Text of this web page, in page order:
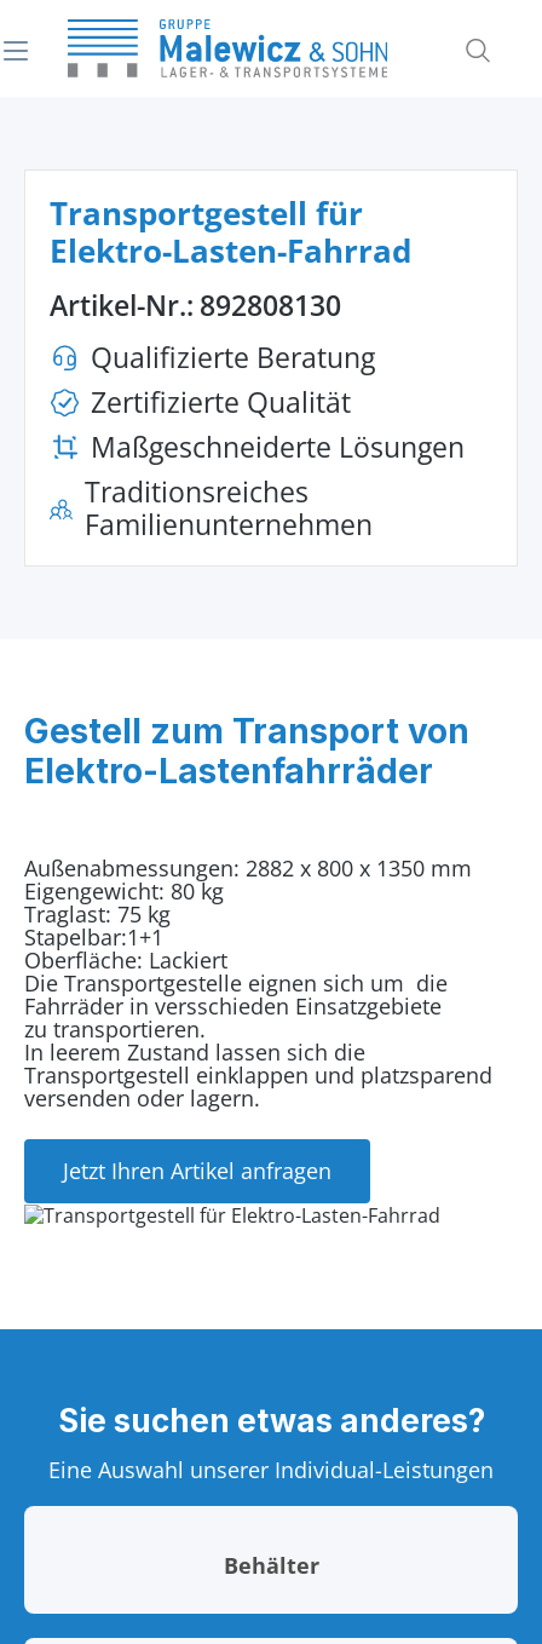
springen
Transportgestell für
Elektro-Lasten-Fahrrad
Artikel-Nr.: 892808130
Qualifizierte Beratung
Zertifizierte Qualität
Maßgeschneiderte Lösungen
Traditionsreiches
Familienunternehmen
Gestell zum Transport von
Elektro-Lastenfahrräder
Außenabmessungen: 2882 x 800 x 1350 mm
Eigengewicht: 80 kg
Traglast: 75 kg
Stapelbar:1+1
Oberfläche: Lackiert
Die Transportgestelle eignen sich um die
Fahrräder in versschieden Einsatzgebiete
zu transportieren.
In leerem Zustand lassen sich die
Transportgestell einklappen und platzsparend
versenden oder lagern.
Jetzt Ihren Artikel anfragen
Sie suchen etwas anderes?
Eine Auswahl unserer Individual-Leistungen
Behälter